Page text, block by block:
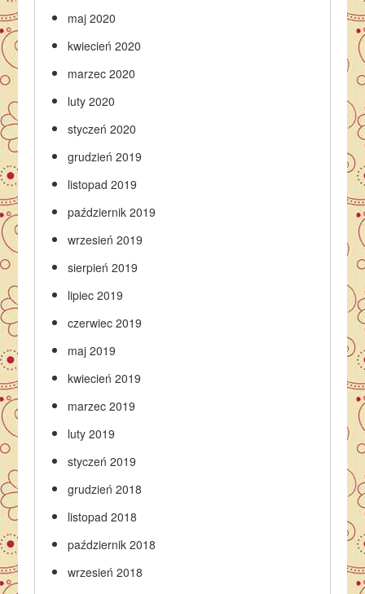
maj 2020
kwiecień 2020
marzec 2020
luty 2020
styczeń 2020
grudzień 2019
listopad 2019
październik 2019
wrzesień 2019
sierpień 2019
lipiec 2019
czerwiec 2019
maj 2019
kwiecień 2019
marzec 2019
luty 2019
styczeń 2019
grudzień 2018
listopad 2018
październik 2018
wrzesień 2018